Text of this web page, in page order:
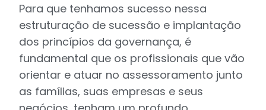
Para que tenhamos sucesso nessa
estruturação de sucessão e implantação
dos princípios da governança, é
fundamental que os profissionais que vão
orientar e atuar no assessoramento junto
as famílias, suas empresas e seus